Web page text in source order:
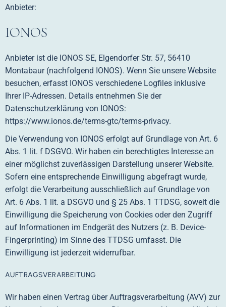
Anbieter:
IONOS
Anbieter ist die IONOS SE, Elgendorfer Str. 57, 56410
Montabaur (nachfolgend IONOS). Wenn Sie unsere Website
besuchen, erfasst IONOS verschiedene Logfiles inklusive
Ihrer IP-Adressen. Details entnehmen Sie der
Datenschutzerklärung von IONOS:
https://www.ionos.de/terms-gtc/terms-privacy.
Die Verwendung von IONOS erfolgt auf Grundlage von Art. 6
Abs. 1 lit. f DSGVO. Wir haben ein berechtigtes Interesse an
einer möglichst zuverlässigen Darstellung unserer Website.
Sofern eine entsprechende Einwilligung abgefragt wurde,
erfolgt die Verarbeitung ausschließlich auf Grundlage von
Art. 6 Abs. 1 lit. a DSGVO und § 25 Abs. 1 TTDSG, soweit die
Einwilligung die Speicherung von Cookies oder den Zugriff
auf Informationen im Endgerät des Nutzers (z. B. Device-
Fingerprinting) im Sinne des TTDSG umfasst. Die
Einwilligung ist jederzeit widerrufbar.
AUFTRAGSVERARBEITUNG
Wir haben einen Vertrag über Auftragsverarbeitung (AVV) zur